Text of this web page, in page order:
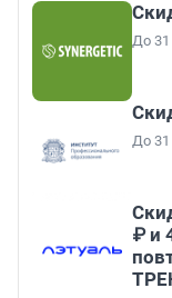
До 31
До 31
₽ и